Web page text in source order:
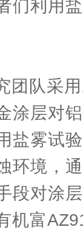
们利用
队采用
涂层对
盐雾试
环境，
段对涂
机富